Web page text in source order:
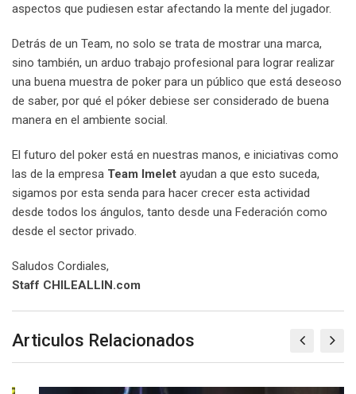
aspectos que pudiesen estar afectando la mente del jugador.
Detrás de un Team, no solo se trata de mostrar una marca,
sino también, un arduo trabajo profesional para lograr realizar
una buena muestra de poker para un público que está deseoso
de saber, por qué el póker debiese ser considerado de buena
manera en el ambiente social.
El futuro del poker está en nuestras manos, e iniciativas como
las de la empresa Team Imelet ayudan a que esto suceda,
sigamos por esta senda para hacer crecer esta actividad
desde todos los ángulos, tanto desde una Federación como
desde el sector privado.
Saludos Cordiales,
Staff CHILEALLIN.com
Articulos Relacionados